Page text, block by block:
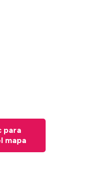
para
mapa